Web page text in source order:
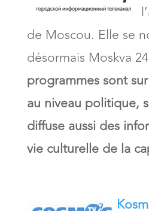
de Moscou. Elle se
désormais Moskva
programmes sont
au niveau politique,
diffuse aussi des
vie culturelle de la